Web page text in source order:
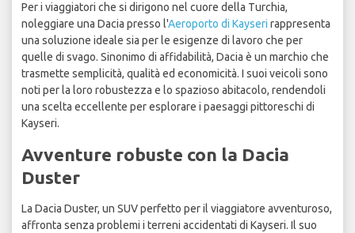
Per i viaggiatori che si dirigono nel cuore della Turchia,
noleggiare una Dacia presso l'Aeroporto di Kayseri rappresenta
una soluzione ideale sia per le esigenze di lavoro che per
quelle di svago. Sinonimo di affidabilità, Dacia è un marchio che
trasmette semplicità, qualità ed economicità. I suoi veicoli sono
noti per la loro robustezza e lo spazioso abitacolo, rendendoli
una scelta eccellente per esplorare i paesaggi pittoreschi di
Kayseri.
Avventure robuste con la Dacia
Duster
La Dacia Duster, un SUV perfetto per il viaggiatore avventuroso,
affronta senza problemi i terreni accidentati di Kayseri. Il suo